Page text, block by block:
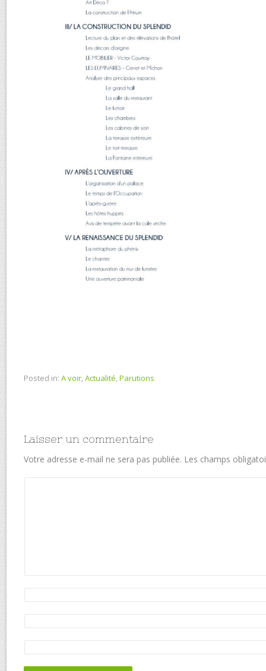
Posted in: A voir,Actualité,Parutions
Laisser un commentaire
Votre adresse e-mail ne sera pas publiée. Les champs